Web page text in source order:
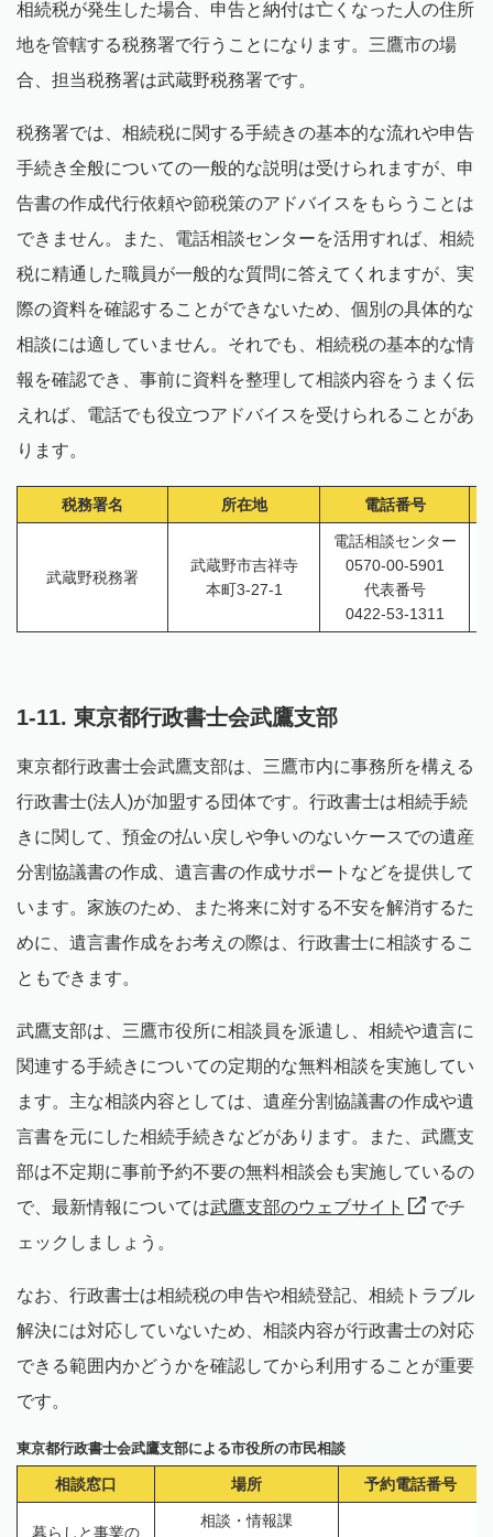
相続税が発生した場合、申告と納付は亡くなった人の住所
地を管轄する税務署で行うことになります。三鷹市の場
合、担当税務署は武蔵野税務署です。
税務署では、相続税に関する手続きの基本的な流れや申告
手続き全般についての一般的な説明は受けられますが、申
告書の作成代行依頼や節税策のアドバイスをもらうことは
できません。また、電話相談センターを活用すれば、相続
税に精通した職員が一般的な質問に答えてくれますが、実
際の資料を確認することができないため、個別の具体的な
相談には適していません。それでも、相続税の基本的な情
報を確認でき、事前に資料を整理して相談内容をうまく伝
えれば、電話でも役立つアドバイスを受けられることがあ
ります。
税務署名 所在地 電話番号
武蔵野税務署
武蔵野市吉祥寺
本町3-27-1
電話相談センター
0570-00-5901
代表番号
0422-53-1311
1-11. 東京都行政書士会武鷹支部
東京都行政書士会武鷹支部は、三鷹市内に事務所を構える
行政書士(法人)が加盟する団体です。行政書士は相続手続
きに関して、預金の払い戻しや争いのないケースでの遺産
分割協議書の作成、遺言書の作成サポートなどを提供して
います。家族のため、また将来に対する不安を解消するた
めに、遺言書作成をお考えの際は、行政書士に相談するこ
ともできます。
武鷹支部は、三鷹市役所に相談員を派遣し、相続や遺言に
関連する手続きについての定期的な無料相談を実施してい
ます。主な相談内容としては、遺産分割協議書の作成や遺
言書を元にした相続手続きなどがあります。また、武鷹支
部は不定期に事前予約不要の無料相談会も実施しているの
で、最新情報については武鷹支部のウェブサイト
でチ
ェックしましょう。
なお、行政書士は相続税の申告や相続登記、相続トラブル
解決には対応していないため、相談内容が行政書士の対応
できる範囲内かどうかを確認してから利用することが重要
です。
東京都行政書士会武鷹支部による市役所の市民相談
相談窓口 場所 予約電話番号
暮らしと事業の
相談・情報課